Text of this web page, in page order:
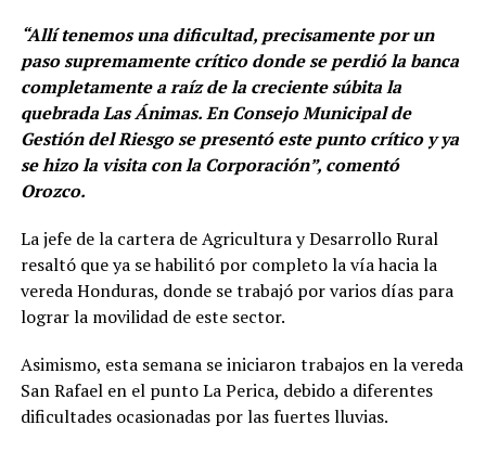
“Allí tenemos una dificultad, precisamente por un
paso supremamente crítico donde se perdió la banca
completamente a raíz de la creciente súbita la
quebrada Las Ánimas. En Consejo Municipal de
Gestión del Riesgo se presentó este punto crítico y ya
se hizo la visita con la Corporación”, comentó
Orozco.
La jefe de la cartera de Agricultura y Desarrollo Rural
resaltó que ya se habilitó por completo la vía hacia la
vereda Honduras, donde se trabajó por varios días para
lograr la movilidad de este sector.
Asimismo, esta semana se iniciaron trabajos en la vereda
San Rafael en el punto La Perica, debido a diferentes
dificultades ocasionadas por las fuertes lluvias.